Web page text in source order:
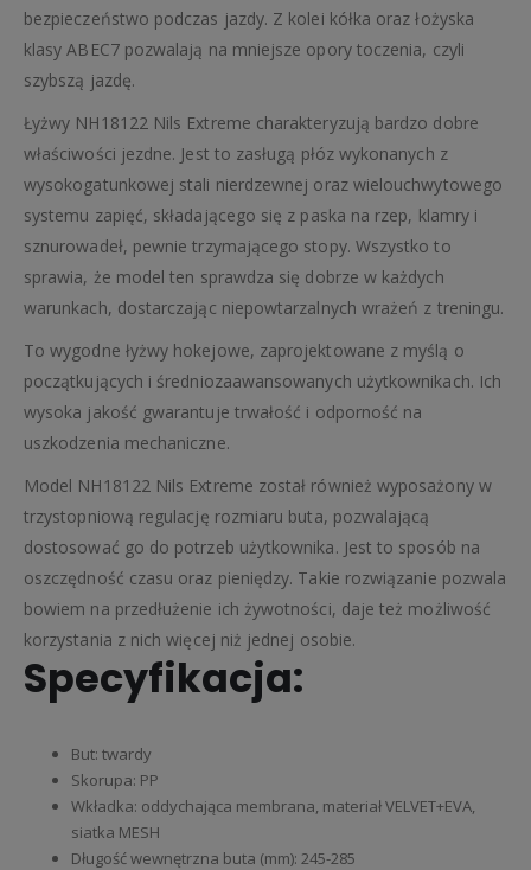
bezpieczeństwo podczas jazdy. Z kolei kółka oraz łożyska
klasy ABEC7 pozwalają na mniejsze opory toczenia, czyli
szybszą jazdę.
Łyżwy NH18122 Nils Extreme charakteryzują bardzo dobre
właściwości jezdne. Jest to zasługą płóz wykonanych z
wysokogatunkowej stali nierdzewnej oraz wielouchwytowego
systemu zapięć, składającego się z paska na rzep, klamry i
sznurowadeł, pewnie trzymającego stopy. Wszystko to
sprawia, że model ten sprawdza się dobrze w każdych
warunkach, dostarczając niepowtarzalnych wrażeń z treningu.
To wygodne łyżwy hokejowe, zaprojektowane z myślą o
początkujących i średniozaawansowanych użytkownikach. Ich
wysoka jakość gwarantuje trwałość i odporność na
uszkodzenia mechaniczne.
Model NH18122 Nils Extreme został również wyposażony w
trzystopniową regulację rozmiaru buta, pozwalającą
dostosować go do potrzeb użytkownika. Jest to sposób na
oszczędność czasu oraz pieniędzy. Takie rozwiązanie pozwala
bowiem na przedłużenie ich żywotności, daje też możliwość
korzystania z nich więcej niż jednej osobie.
Specyfikacja:
But: twardy
Skorupa: PP
Wkładka: oddychająca membrana, materiał VELVET+EVA,
siatka MESH
Długość wewnętrzna buta (mm): 245-285